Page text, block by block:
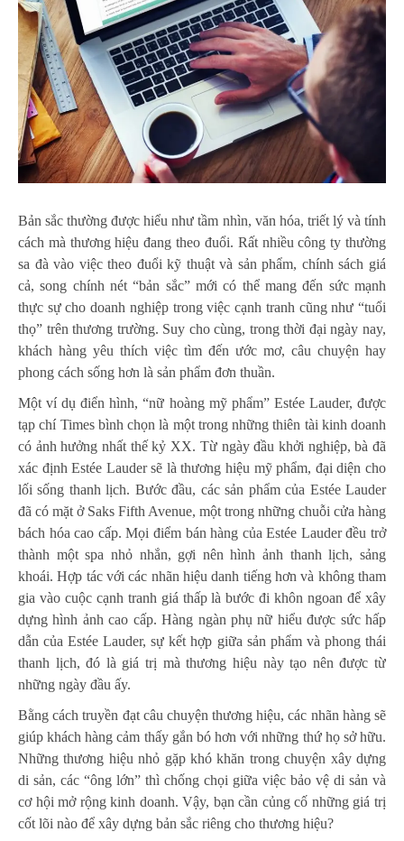
Bản sắc thường được hiểu như tầm nhìn, văn hóa, triết lý và tính
cách mà thương hiệu đang theo đuổi. Rất nhiều công ty thường
sa đà vào việc theo đuổi kỹ thuật và sản phẩm, chính sách giá
cả, song chính nét “bản sắc” mới có thể mang đến sức mạnh
thực sự cho doanh nghiệp trong việc cạnh tranh cũng như “tuổi
thọ” trên thương trường. Suy cho cùng, trong thời đại ngày nay,
khách hàng yêu thích việc tìm đến ước mơ, câu chuyện hay
phong cách sống hơn là sản phẩm đơn thuần.
Một ví dụ điển hình, “nữ hoàng mỹ phẩm” Estée Lauder, được
tạp chí Times bình chọn là một trong những thiên tài kinh doanh
có ảnh hưởng nhất thế kỷ XX. Từ ngày đầu khởi nghiệp, bà đã
xác định Estée Lauder sẽ là thương hiệu mỹ phẩm, đại diện cho
lối sống thanh lịch. Bước đầu, các sản phẩm của Estée Lauder
đã có mặt ở Saks Fifth Avenue, một trong những chuỗi cửa hàng
bách hóa cao cấp. Mọi điểm bán hàng của Estée Lauder đều trở
thành một spa nhỏ nhắn, gợi nên hình ảnh thanh lịch, sảng
khoái. Hợp tác với các nhãn hiệu danh tiếng hơn và không tham
gia vào cuộc cạnh tranh giá thấp là bước đi khôn ngoan để xây
dựng hình ảnh cao cấp. Hàng ngàn phụ nữ hiểu được sức hấp
dẫn của Estée Lauder, sự kết hợp giữa sản phẩm và phong thái
thanh lịch, đó là giá trị mà thương hiệu này tạo nên được từ
những ngày đầu ấy.
Bằng cách truyền đạt câu chuyện thương hiệu, các nhãn hàng sẽ
giúp khách hàng cảm thấy gắn bó hơn với những thứ họ sở hữu.
Những thương hiệu nhỏ gặp khó khăn trong chuyện xây dựng
di sản, các “ông lớn” thì chống chọi giữa việc bảo vệ di sản và
cơ hội mở rộng kinh doanh. Vậy, bạn cần củng cố những giá trị
cốt lõi nào để xây dựng bản sắc riêng cho thương hiệu?